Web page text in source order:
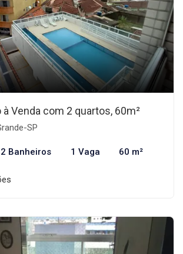
Venda com 2 quartos, 60m²
SP
2 Banheiros 1 Vaga 60 m²